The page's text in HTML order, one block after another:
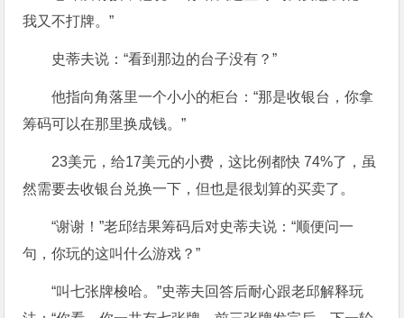
我又不打牌。”
史蒂夫说：“看到那边的台子没有？”
他指向角落里一个小小的柜台：“那是收银台，你拿
筹码可以在那里换成钱。”
23美元，给17美元的小费，这比例都快 74%了，虽
然需要去收银台兑换一下，但也是很划算的买卖了。
“谢谢！”老邱结果筹码后对史蒂夫说：“顺便问一
句，你玩的这叫什么游戏？”
“叫七张牌梭哈。”史蒂夫回答后耐心跟老邱解释玩